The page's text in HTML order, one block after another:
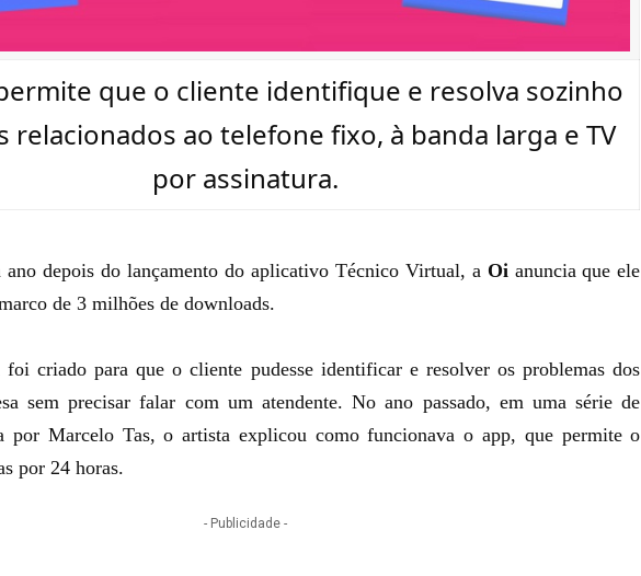
que o cliente identifique e resolva sozinho
relacionados ao telefone fixo, à banda larga e TV
por assinatura.
ano depois do lançamento do aplicativo Técnico Virtual, aOi anuncia que ele
de 3 milhões de downloads.
criado para que o cliente pudesse identificar e resolver os problemas dos
sem precisar falar com um atendente. No ano passado, em umasérie de
por Marcelo Tas, o artista explicou como funcionava o app, que permite o
por 24 horas.
- Publicidade -